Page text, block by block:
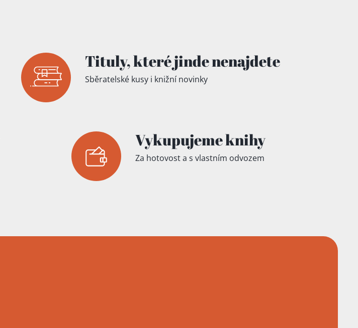
Tituly,které jindenenajdete
Sběratelské kusy i knižní novinky
Vykupujeme knihy
Za hotovost a s vlastním odvozem